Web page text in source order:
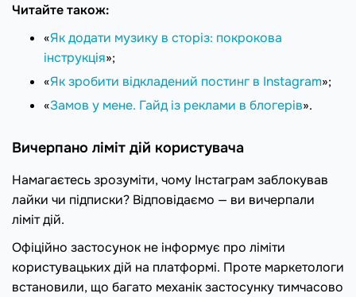
Читайте також:
«Як додати музику в сторіз: покрокова
інструкція»;
«Як зробити відкладений постинг в Instagram»;
«Замов у мене. Гайд із реклами в блогерів».
Вичерпано ліміт дій користувача
Намагаєтесь зрозуміти, чому Інстаграм заблокував
лайки чи підписки? Відповідаємо — ви вичерпали
ліміт дій.
Офіційно застосунок не інформує про ліміти
користувацьких дій на платформі. Проте маркетологи
встановили, що багато механік застосунку тимчасово